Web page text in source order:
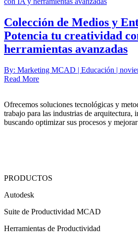
Colección de Medios y
Potencia tu creatividad
herramientas avanzadas
By: Marketing MCAD | Educación |
Read More
Ofrecemos soluciones tecnológicas y
trabajo para las industrias de arquitectura,
buscando optimizar sus procesos y
PRODUCTOS
Autodesk
Suite de Productividad MCAD
Herramientas de Productividad